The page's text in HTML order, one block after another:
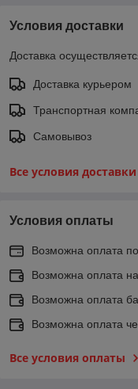
Условия доставки
Доставка
Доставка курьером
Транспортная
Самовывоз
Все условия доставки
Условия оплаты
Возможна оплата
Возможна оплата
Возможна оплата
Возможна оплата
Все условия оплаты